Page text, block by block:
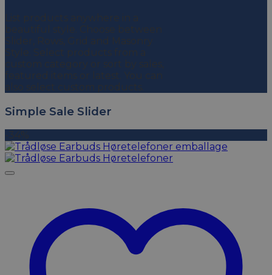
List products anywhere in a
beautiful style. Choose between
Slider, Rows, Grid and Masonry
Style. Select products from a
custom category or sort by sales,
featured items or latest. You can
also select custom products.
Simple Sale Slider